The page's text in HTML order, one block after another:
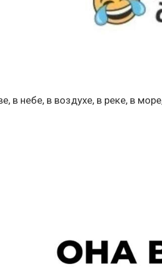
в небе, в воздухе, в реке, в